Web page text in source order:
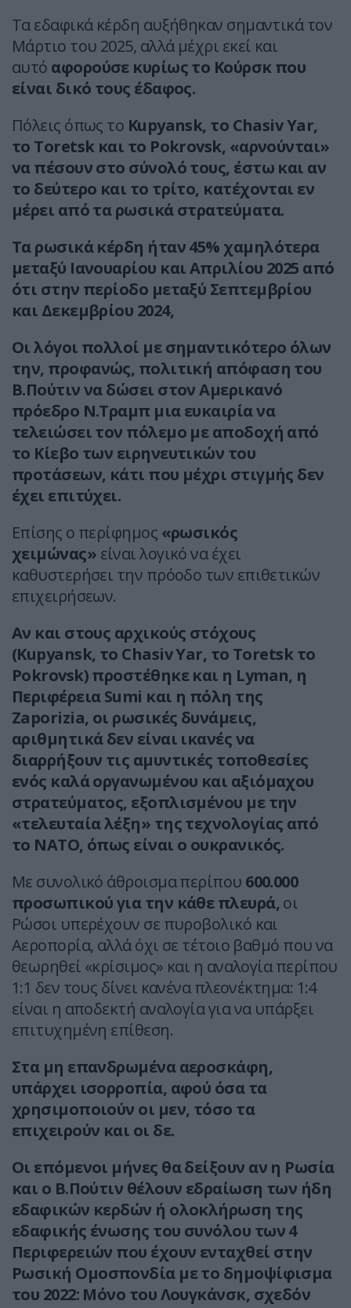
Τα εδαφικά κέρδη αυξήθηκαν σημαντικά τον
Μάρτιο του 2025, αλλά μέχρι εκεί και
αυτό αφορούσε κυρίως το Κούρσκ που
είναι δικό τους έδαφος.
Πόλεις όπως το Kupyansk, το Chasiv Yar,
το Toretsk και το Pokrovsk, «αρνούνται»
να πέσουν στο σύνολό τους, έστω και αν
το δεύτερο και το τρίτο, κατέχονται εν
μέρει από τα ρωσικά στρατεύματα.
Τα ρωσικά κέρδη ήταν 45% χαμηλότερα
μεταξύ Ιανουαρίου και Απριλίου 2025 από
ότι στην περίοδο μεταξύ Σεπτεμβρίου
και Δεκεμβρίου 2024,
Οι λόγοι πολλοί με σημαντικότερο όλων
την, προφανώς, πολιτική απόφαση του
Β.Πούτιν να δώσει στον Αμερικανό
πρόεδρο Ν.Τραμπ μια ευκαιρία να
τελειώσει τον πόλεμο με αποδοχή από
το Κίεβο των ειρηνευτικών του
προτάσεων, κάτι που μέχρι στιγμής δεν
έχει επιτύχει.
Επίσης ο περίφημος «ρωσικός
χειμώνας» είναι λογικό να έχει
καθυστερήσει την πρόοδο των επιθετικών
επιχειρήσεων.
Αν και στους αρχικούς στόχους
(Kupyansk, το Chasiv Yar, το Toretsk το
Pokrovsk) προστέθηκε και η Lyman, η
Περιφέρεια Sumi και η πόλη της
Zaporizia, οι ρωσικές δυνάμεις,
αριθμητικά δεν είναι ικανές να
διαρρήξουν τις αμυντικές τοποθεσίες
ενός καλά οργανωμένου και αξιόμαχου
στρατεύματος, εξοπλισμένου με την
«τελευταία λέξη» της τεχνολογίας από
το ΝΑΤΟ, όπως είναι ο ουκρανικός.
Με συνολικό άθροισμα περίπου 600.000
προσωπικού για την κάθε πλευρά,οι
Ρώσοι υπερέχουν σε πυροβολικό και
Αεροπορία, αλλά όχι σε τέτοιο βαθμό που να
θεωρηθεί «κρίσιμος» και η αναλογία περίπου
1:1 δεν τους δίνει κανένα πλεονέκτημα: 1:4
είναι η αποδεκτή αναλογία για να υπάρξει
επιτυχημένη επίθεση.
Στα μη επανδρωμένα αεροσκάφη,
υπάρχει ισορροπία, αφού όσα τα
χρησιμοποιούν οι μεν, τόσο τα
επιχειρούν και οι δε.
Οι επόμενοι μήνες θα δείξουν αν η Ρωσία
και ο Β.Πούτιν θέλουν εδραίωση των ήδη
εδαφικών κερδών ή ολοκλήρωση της
εδαφικής ένωσης του συνόλου των 4
Περιφερειών που έχουν ενταχθεί στην
Ρωσική Ομοσπονδία με το δημοψίφισμα
του 2022: Μόνο του Λουγκάνσκ, σχεδόν